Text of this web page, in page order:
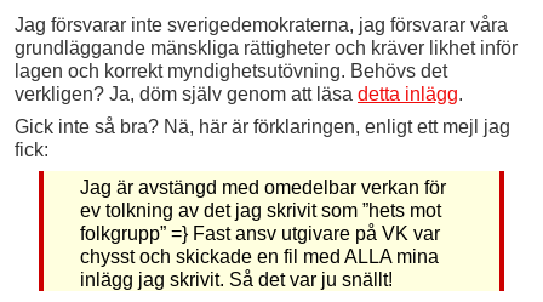
Jag försvarar inte sverigedemokraterna, jag försvarar våra
grundläggande mänskliga rättigheter och kräver likhet inför
lagen och korrekt myndighetsutövning. Behövs det
verkligen? Ja, döm själv genom att läsa detta inlägg.
Gick inte så bra? Nä, här är förklaringen, enligt ett mejl jag
fick:
Jag är avstängd med omedelbar verkan för
ev tolkning av det jag skrivit som ”hets mot
folkgrupp” =} Fast ansv utgivare på VK var
chysst och skickade en fil med ALLA mina
inlägg jag skrivit. Så det var ju snällt!